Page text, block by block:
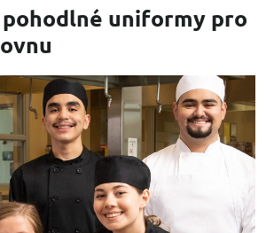
pohodlné uniformy pro